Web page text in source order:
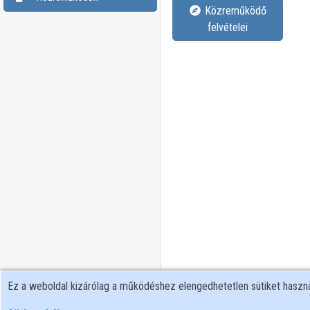
felvételei
Ez a weboldal kizárólag a működéshez elengedhetetlen sütiket